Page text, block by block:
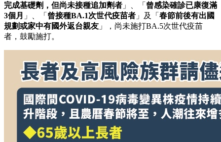
完成基礎劑，但尚未接種追加劑者 」、「 曾感染確診已康復滿
3個月 」、「 曾接種BA.1次世代疫苗者 」及「 春節前後有出國
規劃或家中有國外返台親友 」，尚未施打BA.5次世代疫苗
者，鼓勵施打。